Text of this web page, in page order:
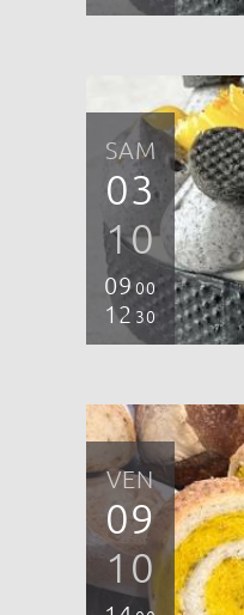
SAM
03
10
0900
12 30
VEN
09
10